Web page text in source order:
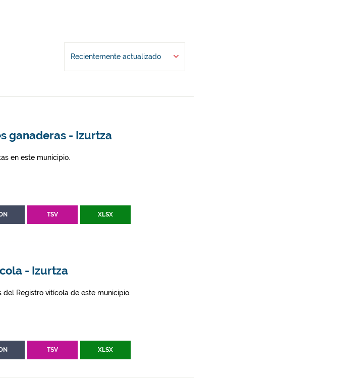
Recientemente actualizado
ganaderas - Izurtza
en este municipio.
TSV XLSX
- Izurtza
Registro vitícola de este municipio.
TSV XLSX